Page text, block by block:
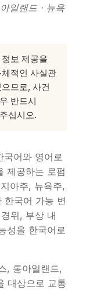
일랜드 · 뉴욕
보 제공을
적인 사실관
므로, 사건
반드시
십시오.
어와 영어로
제공하는 로펌
아주, 뉴욕주,
한국어 가능 변
위, 부상 내
성을 한국어로
, 롱아일랜드,
대상으로 교통